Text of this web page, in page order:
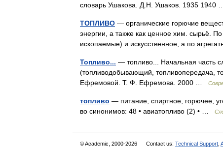
словарь Ушакова. Д.Н. Ушаков. 1935 1940
ТОПЛИВО — органические горючие
энергии, а также как ценное хим. сырьё.
ископаемые) и искусственное, а по
Топливо... — топливо... Начальная часть
(топливодобывающий, топливопередача,
Ефремовой. Т. Ф. Ефремова. 2000 …
топливо — питание, спиртное, горючее,
во синонимов: 48 • авиатопливо (2) • …
© Academic, 2000-2026 Contact us: Technical Support